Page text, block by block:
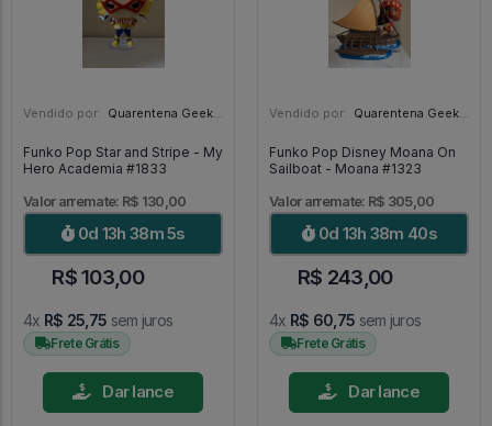
Vendido por: Quarentena Geek Store - SP
Funko Pop Star and Stripe - My
Hero Academia #1833
Valor arremate: R$ 130,00
0d 13h 38m 3s
R$ 103,00
4x R$ 25,75 sem juros
Frete Grátis
Dar lance
Vendido por: Quarentena Geek Store - SP
Funko Pop Disney Moana On
Sailboat - Moana #1323
Valor arremate: R$ 305,00
0d 13h 38m 38s
R$ 243,00
4x R$ 60,75 sem juros
Frete Grátis
Dar lance